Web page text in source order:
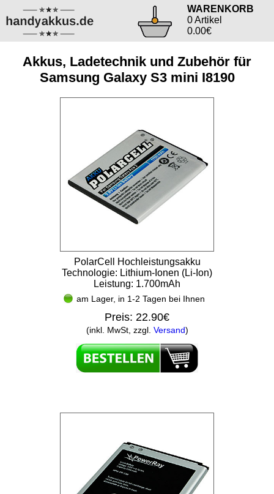
WARENKORB
0 Artikel
0.00€
Akkus, Ladetechnik und Zubehör für
Samsung Galaxy S3 mini I8190
PolarCell Hochleistungsakku
Technologie: Lithium-Ionen (Li-Ion)
Leistung: 1.700mAh
am Lager, in 1-2 Tagen bei Ihnen
Preis: 22.90€
(inkl. MwSt, zzgl. Versand)